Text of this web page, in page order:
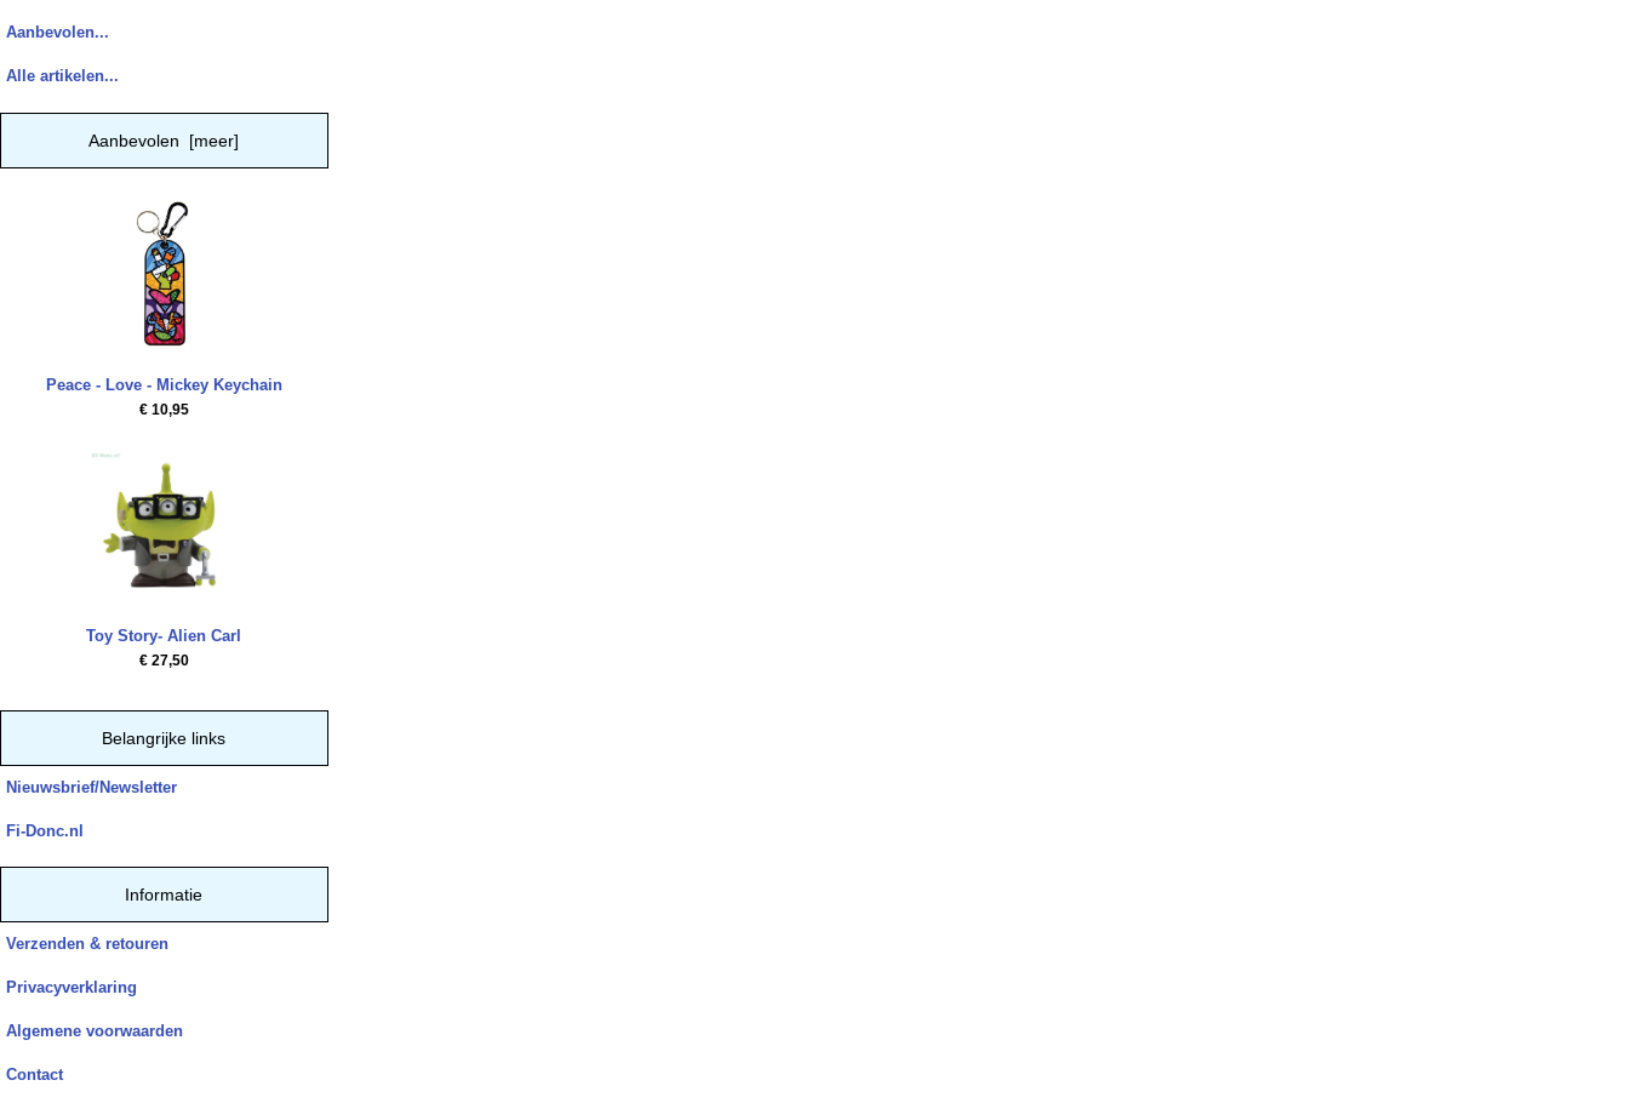
Aanbevolen...
Alle artikelen...
Aanbevolen [meer]
Peace - Love - Mickey Keychain
€ 10,95
Toy Story- Alien Carl
€ 27,50
Belangrijke links
Nieuwsbrief/Newsletter
Fi-Donc.nl
Informatie
Verzenden & retouren
Privacyverklaring
Algemene voorwaarden
Contact